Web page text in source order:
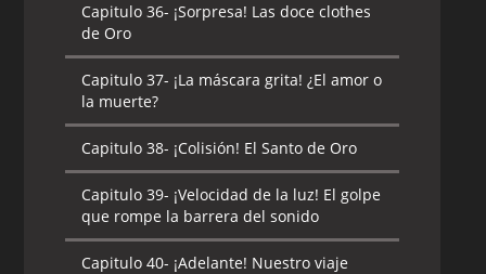
Capitulo 36- ¡Sorpresa! Las doce clothes
de Oro
Capitulo 37- ¡La máscara grita! ¿El amor o
la muerte?
Capitulo 38- ¡Colisión! El Santo de Oro
Capitulo 39- ¡Velocidad de la luz! El golpe
que rompe la barrera del sonido
Capitulo 40- ¡Adelante! Nuestro viaje